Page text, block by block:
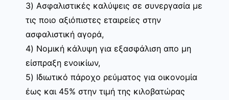
3) Ασφαλιστικές καλύψεις σε συνεργασία με
τις ποιο αξιόπιστες εταιρείες στην
ασφαλιστική αγορά,
4) Νομική κάλυψη για εξασφάλιση απο μη
είσπραξη ενοικίων,
5) Ιδιωτικό πάροχο ρεύματος για οικονομία
έως και 45% στην τιμή της κιλοβατώρας